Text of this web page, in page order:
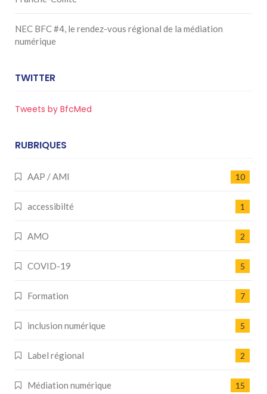
NEC BFC #4, le rendez-vous régional de la médiation
numérique
TWITTER
Tweets by BfcMed
RUBRIQUES
AAP / AMI 10
accessibilté 1
AMO 2
COVID-19 5
Formation 7
inclusion numérique 5
Label régional 2
Médiation numérique 15